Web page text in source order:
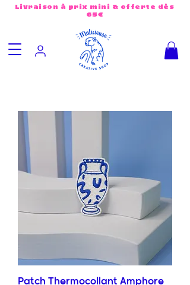
Livraison à prix mini & offerte dès
65€
Patch Thermocollant Amphore